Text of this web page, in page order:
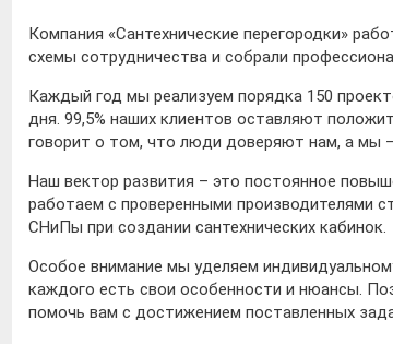
Компания «Сантехнические перегородки»
схемы сотрудничества и собрали
Каждый год мы реализуем порядка 150
дня. 99,5% наших клиентов оставляют
говорит о том, что люди доверяют нам, а мы
Наш вектор развития – это постоянное
работаем с проверенными производителями
СНиПы при создании сантехнических кабинок.
Особое внимание мы уделяем
каждого есть свои особенности и нюансы.
помочь вам с достижением поставленных